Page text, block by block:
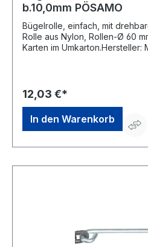
b.10,0mm PÖSAMO
Bügelrolle, einfach, mit
Rolle aus Nylon, Rollen-Ø 60 mm Lieferung: Auf Karte,
Karten im Umkarton.Hersteller:
12,03 €*
In den Warenkorb